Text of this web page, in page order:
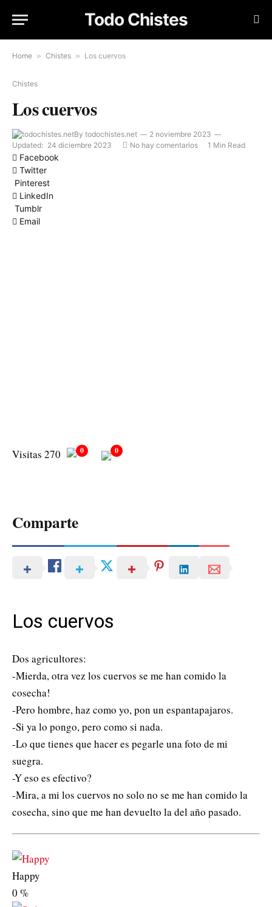
Todo Chistes
Home » Chistes » Los cuervos
Chistes
Los cuervos
By todochistes.net
2 noviembre 2023
Updated: 24 diciembre 2023 No hay comentarios 1 Min Read
Facebook
Twitter
Pinterest
LinkedIn
Tumblr
Email
Visitas 270 0 0
Comparte
Los cuervos
Dos agricultores:
-Mierda, otra vez los cuervos se me han comido la
cosecha!
-Pero hombre, haz como yo, pon un espantapajaros.
-Si ya lo pongo, pero como si nada.
-Lo que tienes que hacer es pegarle una foto de mi
suegra.
-Y eso es efectivo?
-Mira, a mi los cuervos no solo no se me han comido la
cosecha, sino que me han devuelto la del año pasado.
Happy
0 %